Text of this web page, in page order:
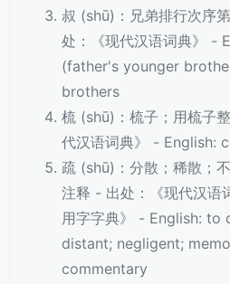
叔 (shū)：兄弟排行次序
处：《现代汉语词典》 -
(father's younger
brothers
梳 (shū)：梳子；用梳子
代汉语词典》 - English:
疏 (shū)：分散；稀散；
注释 - 出处：《现代汉语
用字字典》 - English: to
distant; negligent;
commentary